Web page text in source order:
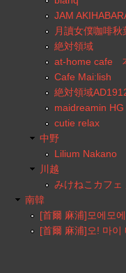
JAM
月讀女僕咖啡秋
絶対領域
at-home cafe
Cafe Mai:lish
絶対領域
maidreamin HG
cutie relax
中野
Lilium Nakano
川越
みけねこカフェ
南韓
[首爾 麻浦]모에모
[首爾 麻浦]오! 마